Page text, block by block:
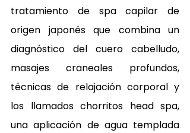
tratamiento de spa capilar de
origen japonés que combina un
diagnóstico del cuero cabelludo,
masajes craneales profundos,
técnicas de relajación corporal y
los llamados chorritos head spa,
una aplicación de agua templada